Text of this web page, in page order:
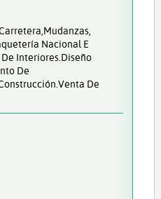
Nacional E
Interiores.Diseño
De
De